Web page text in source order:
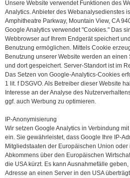
Unsere Website verwendet Funktionen des
Analytics. Anbieter des Webanalysedienstes
Amphitheatre Parkway, Mountain View, CA
Google Analytics verwendet "Cookies." Das
Webbrowser auf Ihrem Endgerät speichert
Benutzung ermöglichen. Mittels Cookie
Benutzung unserer Website werden an
und dort gespeichert. Server-Standort ist im
Das Setzen von Google-Analytics-Cookies
1 lit. f DSGVO. Als Betreiber dieser Website
Interesse an der Analyse des
ggf. auch Werbung zu optimieren.
IP-Anonymisierung
Wir setzen Google Analytics in Verbindung
ein. Sie gewährleistet, dass Google Ihre IP-
Mitgliedstaaten der Europäischen Union
Abkommens über den Europäischen
die USA kürzt. Es kann Ausnahmefälle
Adresse an einen Server in den USA